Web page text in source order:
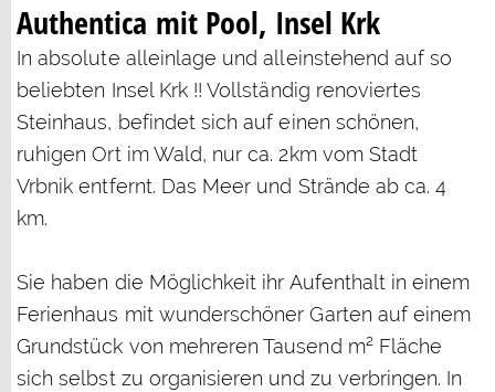
Authentica mit Pool, Insel Krk
In absolute alleinlage und alleinstehend auf so
beliebten Insel Krk !! Vollständig renoviertes
Steinhaus, befindet sich auf einen schönen,
ruhigen Ort im Wald, nur ca. 2km vom Stadt
Vrbnik entfernt. Das Meer und Strände ab ca. 4
km.
Sie haben die Möglichkeit ihr Aufenthalt in einem
Ferienhaus mit wunderschöner Garten auf einem
Grundstück von mehreren Tausend m² Fläche
sich selbst zu organisieren und zu verbringen. In